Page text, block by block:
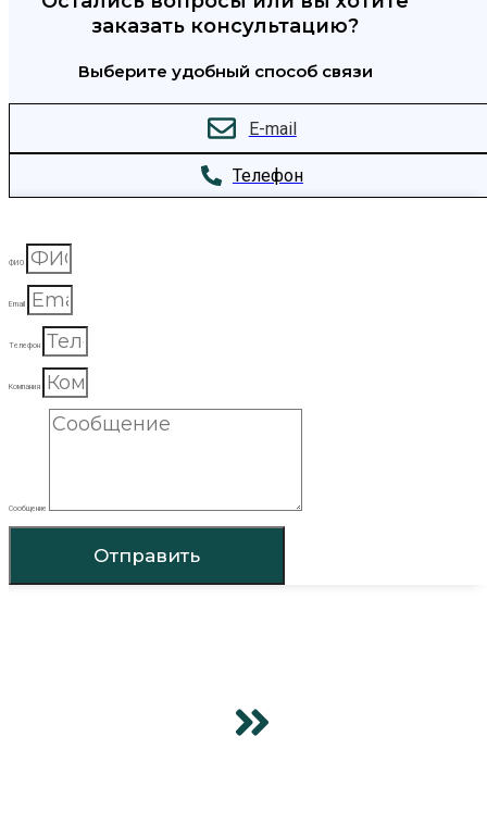
заказать консультацию?
Выберите удобный способ связи
E-mail
Телефон
ФИО
Email
Телефон
Компания
Сообщение
Отправить